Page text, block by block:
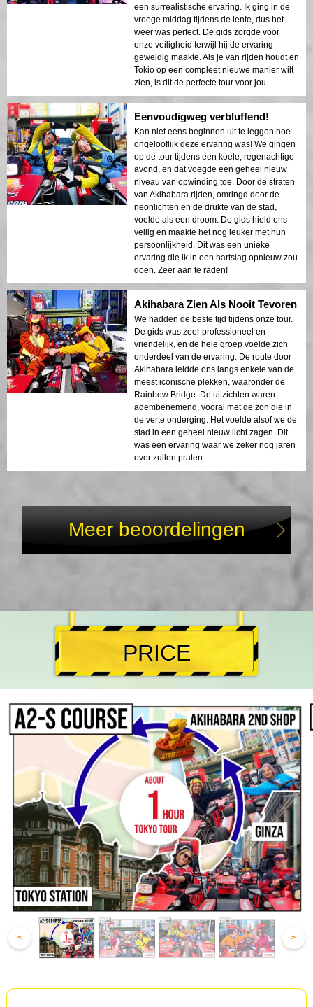
een surrealistische ervaring. Ik ging in de
vroege middag tijdens de lente, dus het
weer was perfect. De gids zorgde voor
onze veiligheid terwijl hij de ervaring
geweldig maakte. Als je van rijden houdt en
Tokio op een compleet nieuwe manier wilt
zien, is dit de perfecte tour voor jou.
Eenvoudigweg verbluffend!
Kan niet eens beginnen uit te leggen hoe
ongelooflijk deze ervaring was! We gingen
op de tour tijdens een koele, regenachtige
avond, en dat voegde een geheel nieuw
niveau van opwinding toe. Door de straten
van Akihabara rijden, omringd door de
neonlichten en de drukte van de stad,
voelde als een droom. De gids hield ons
veilig en maakte het nog leuker met hun
persoonlijkheid. Dit was een unieke
ervaring die ik in een hartslag opnieuw zou
doen. Zeer aan te raden!
Akihabara Zien Als Nooit Tevoren
We hadden de beste tijd tijdens onze tour.
De gids was zeer professioneel en
vriendelijk, en de hele groep voelde zich
onderdeel van de ervaring. De route door
Akihabara leidde ons langs enkele van de
meest iconische plekken, waaronder de
Rainbow Bridge. De uitzichten waren
adembenemend, vooral met de zon die in
de verte onderging. Het voelde alsof we de
stad in een geheel nieuw licht zagen. Dit
was een ervaring waar we zeker nog jaren
over zullen praten.
Meer beoordelingen
PRICE
< >